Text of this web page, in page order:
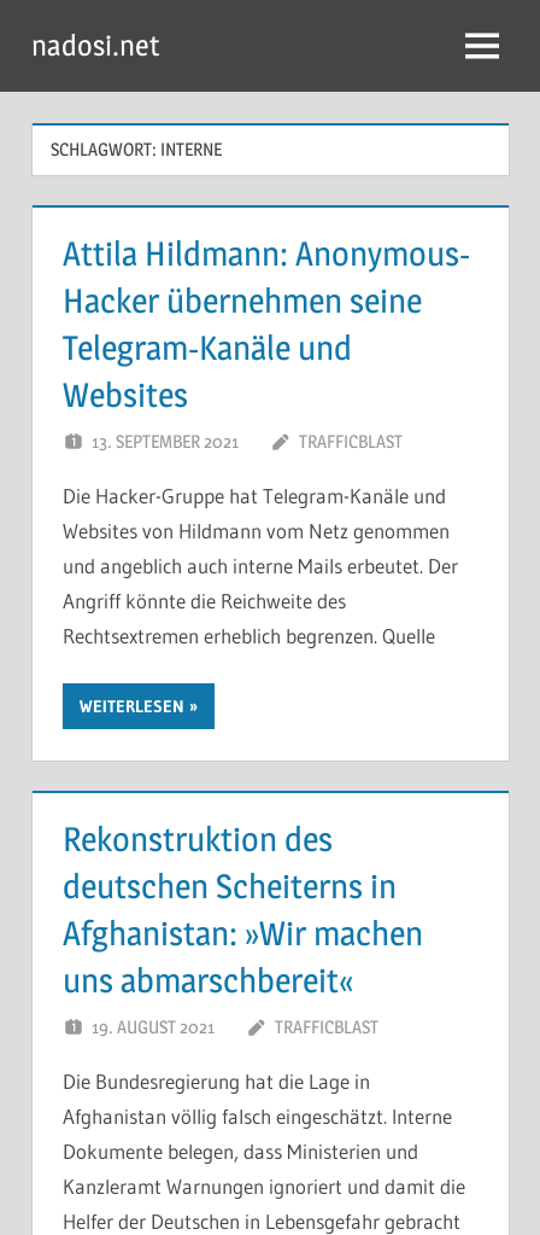
Inhalt
springen
nadosi.net Menü
SCHLAGWORT: INTERNE
Attila Hildmann: Anonymous-
Hacker übernehmen seine
Telegram-Kanäle und
Websites
13. SEPTEMBER 2021 TRAFFICBLAST
Die Hacker-Gruppe hat Telegram-Kanäle und
Websites von Hildmann vom Netz genommen
und angeblich auch interne Mails erbeutet. Der
Angriff könnte die Reichweite des
Rechtsextremen erheblich begrenzen. Quelle
WEITERLESEN
Rekonstruktion des
deutschen Scheiterns in
Afghanistan: »Wir machen
uns abmarschbereit«
19. AUGUST 2021 TRAFFICBLAST
Die Bundesregierung hat die Lage in
Afghanistan völlig falsch eingeschätzt. Interne
Dokumente belegen, dass Ministerien und
Kanzleramt Warnungen ignoriert und damit die
Helfer der Deutschen in Lebensgefahr gebracht